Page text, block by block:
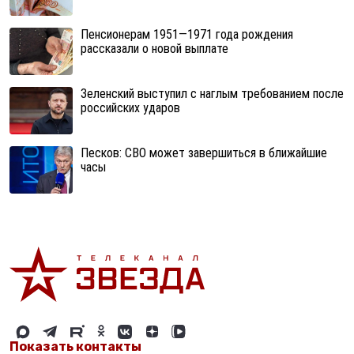
Пенсионерам 1951—1971 года рождения
рассказали о новой выплате
Зеленский выступил с наглым требованием после
российских ударов
Песков: СВО может завершиться в ближайшие
часы
Показать контакты